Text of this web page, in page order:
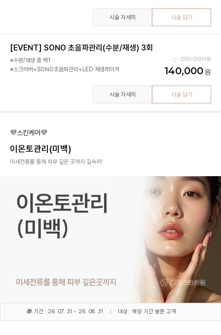
시술 자세히 시술 담기
[EVENT] SONO 초음파관리(수분/재생) 3회
※수분/재생 중 택1
※스크러버+SONO초음파관리+LED 재생레이저
250,000
140,000
시술 자세히 시술 담기
💜스킨케어💜
이온토관리(미백)
미세전류를 통해 피부 깊은 곳까지 깊숙히!
🎁 기간 : 26. 07. 31 ~ 26. 08. 31 대상 : 해당 기간 방문 고객